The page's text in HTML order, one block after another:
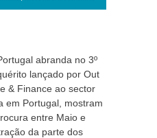
abranda no 3º
lançado por Out
& Finance ao sector
em Portugal, mostram
entre Maio e
da parte dos